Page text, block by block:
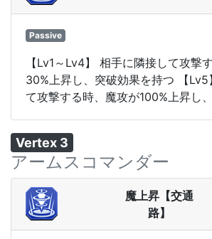
Passive
【Lv1～Lv4】 相手に隣接して攻撃
30%上昇し、突破効果を持つ 【Lv5
て攻撃する時、魔攻が100%上昇し
Vertex 3
アームスコマンダー
魔上昇【交通
路】